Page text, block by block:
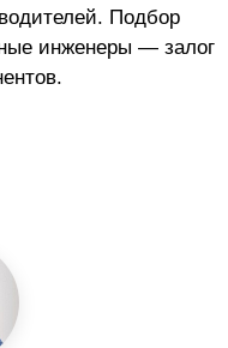
Подбор
инженеры — залог